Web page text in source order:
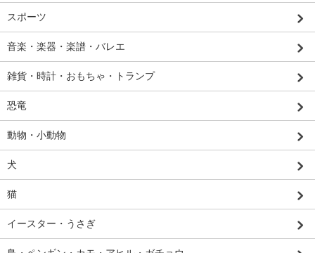
スポーツ
音楽・楽器・楽譜・バレエ
雑貨・時計・おもちゃ・トランプ
恐竜
動物・小動物
犬
猫
イースター・うさぎ